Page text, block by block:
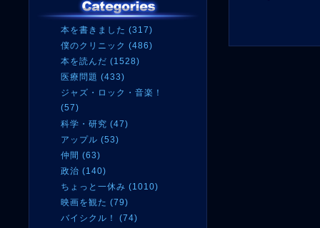
本を書きました (317)
僕のクリニック (486)
本を読んだ (1528)
医療問題 (433)
ジャズ・ロック・音楽！
(57)
科学・研究 (47)
アップル (53)
仲間 (63)
政治 (140)
ちょっと一休み (1010)
映画を観た (79)
バイシクル！ (74)